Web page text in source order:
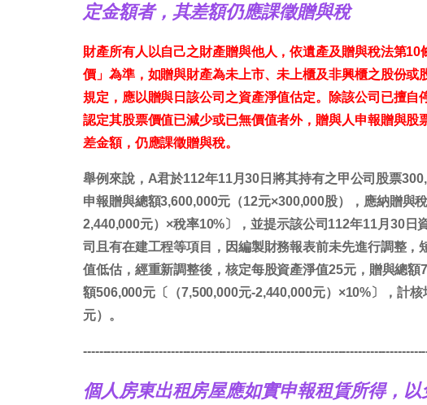
定金額者，其差額仍應課徵贈與稅
財產所有人以自己之財產贈與他人，依遺產及贈與稅法第
價」為準，如贈與財產為未上市、未上櫃及非興櫃之股份
規定，應以贈與日該公司之資產淨值估定。除該公司已擅
認定其股票價值已減少或已無價值者外，贈與人申報贈與
差金額，仍應課徵贈與稅。
舉例來說，A君於112年11月30日將其持有之甲公司股票
申報贈與總額3,600,000元（12元×300,000股），應納贈與
2,440,000元）×稅率10%〕，並提示該公司112年11月30日
司且有在建工程等項目，因編製財務報表前未先進行調整
值低估，經重新調整後，核定每股資產淨值25元，贈與總
額506,000元〔（7,500,000元-2,440,000元）×10%〕，計
元）。
個人房東出租房屋應如實申報租賃所得，